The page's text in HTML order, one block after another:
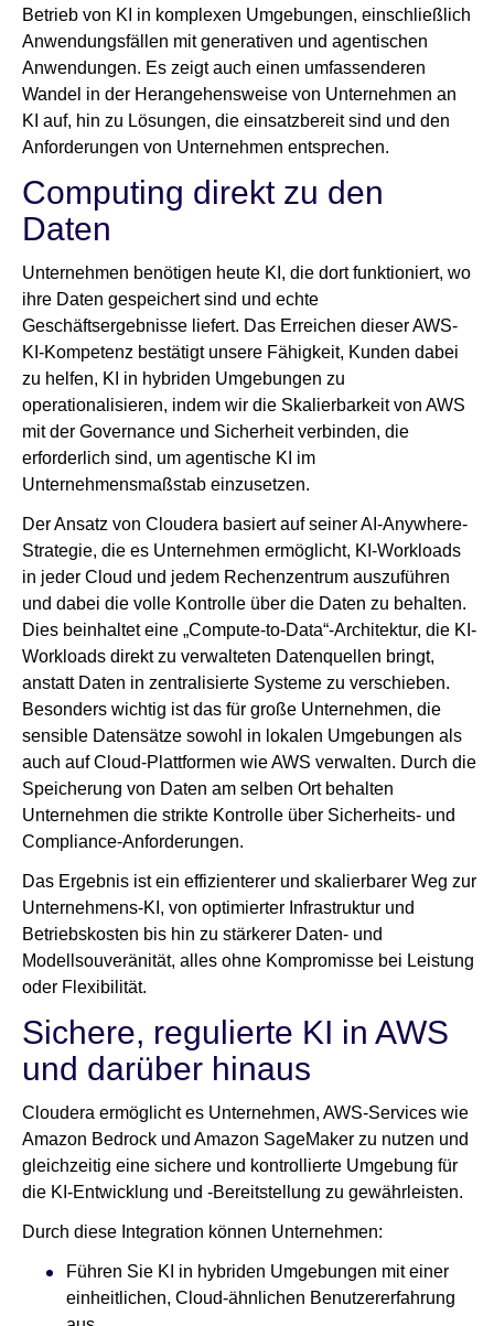
Betrieb von KI in komplexen Umgebungen, einschließlich
Anwendungsfällen mit generativen und agentischen
Anwendungen. Es zeigt auch einen umfassenderen
Wandel in der Herangehensweise von Unternehmen an
KI auf, hin zu Lösungen, die einsatzbereit sind und den
Anforderungen von Unternehmen entsprechen.
Computing direkt zu den
Daten
Unternehmen benötigen heute KI, die dort funktioniert, wo
ihre Daten gespeichert sind und echte
Geschäftsergebnisse liefert. Das Erreichen dieser AWS-
KI-Kompetenz bestätigt unsere Fähigkeit, Kunden dabei
zu helfen, KI in hybriden Umgebungen zu
operationalisieren, indem wir die Skalierbarkeit von AWS
mit der Governance und Sicherheit verbinden, die
erforderlich sind, um agentische KI im
Unternehmensmaßstab einzusetzen.
Der Ansatz von Cloudera basiert auf seiner AI-Anywhere-
Strategie, die es Unternehmen ermöglicht, KI-Workloads
in jeder Cloud und jedem Rechenzentrum auszuführen
und dabei die volle Kontrolle über die Daten zu behalten.
Dies beinhaltet eine „Compute-to-Data“-Architektur, die KI-
Workloads direkt zu verwalteten Datenquellen bringt,
anstatt Daten in zentralisierte Systeme zu verschieben.
Besonders wichtig ist das für große Unternehmen, die
sensible Datensätze sowohl in lokalen Umgebungen als
auch auf Cloud-Plattformen wie AWS verwalten. Durch die
Speicherung von Daten am selben Ort behalten
Unternehmen die strikte Kontrolle über Sicherheits- und
Compliance-Anforderungen.
Das Ergebnis ist ein effizienterer und skalierbarer Weg zur
Unternehmens-KI, von optimierter Infrastruktur und
Betriebskosten bis hin zu stärkerer Daten- und
Modellsouveränität, alles ohne Kompromisse bei Leistung
oder Flexibilität.
Sichere, regulierte KI in AWS
und darüber hinaus
Cloudera ermöglicht es Unternehmen, AWS-Services wie
Amazon Bedrock und Amazon SageMaker zu nutzen und
gleichzeitig eine sichere und kontrollierte Umgebung für
die KI-Entwicklung und -Bereitstellung zu gewährleisten.
Durch diese Integration können Unternehmen:
Führen Sie KI in hybriden Umgebungen mit einer
einheitlichen, Cloud-ähnlichen Benutzererfahrung